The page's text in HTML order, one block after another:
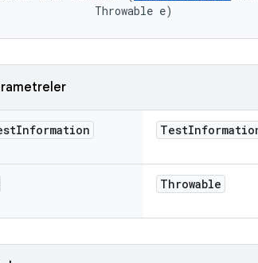
Throwable e)
Information Test
Throwable